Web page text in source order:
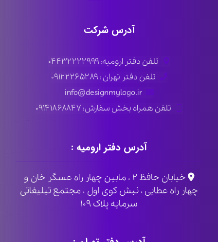
آدرس شرکت
تلفن دفتر ارومیه: ۰۴۴۳۲۲۲۲۹۹۹
تلفن دفتر تهران : ۰۹۱۲۲۲۶۵۲۸۹
info@designmylogo.ir
تلفن همراه بخش سفارش: ۰۹۱۴۱۸۶۸۸۴۷
آدرس دفتر ارومیه :
خیابان حافظ ۲ ، مابین چهار راه عسگر خان و
چهار راه عطایی ، نبش کوی اول ، مجتمع تبلیغاتی
سرمایه پلاک ۱۰۹